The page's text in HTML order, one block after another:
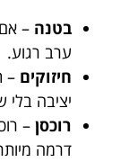
בטנה –
ערב רגוע.
חיזוקים –
יציבה בלי
רוכסן –
דרמה